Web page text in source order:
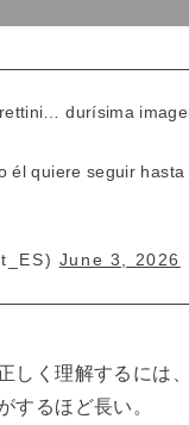
durísima
él quiere seguir hasta
June 3, 2026
しく理解するには
するほど長い。